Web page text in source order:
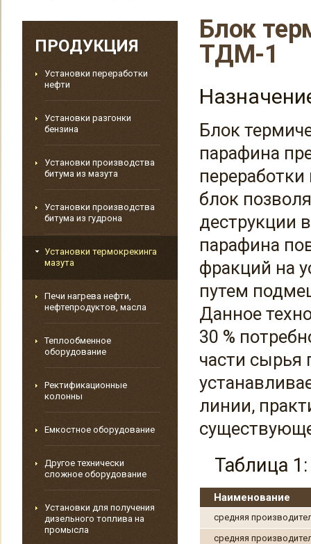
ПРОДУКЦИЯ
Установки переработки
нефти
Установки разгонки
бензина
Установки производства
битума из мазута
Установки производства
битума из гудрона
Установки термокрекинга
мазута
Печи нагрева нефти,
нефтепродуктов, масла
Теплообменное
оборудование
Ректификационные
колонны
Емкостное оборудование
Другое технически
сложное оборудование
Установки для получения
дизельного топлива на
промысла
Блок
ТДМ-1
Блок
парафина
блок
деструкции
парафина
фракций на
путем
Данное
30 %
части
линии,
Таблица
Наименование
средняя
средняя